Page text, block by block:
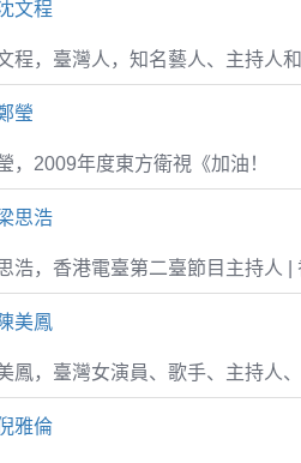
文程
程，臺灣人，知名藝人、主持人和
瑩
，2009年度東方衛視《加油！
思浩
浩，香港電臺第二臺節目主持人 |
陳美鳳
鳳，臺灣女演員、歌手、主持人
雅倫